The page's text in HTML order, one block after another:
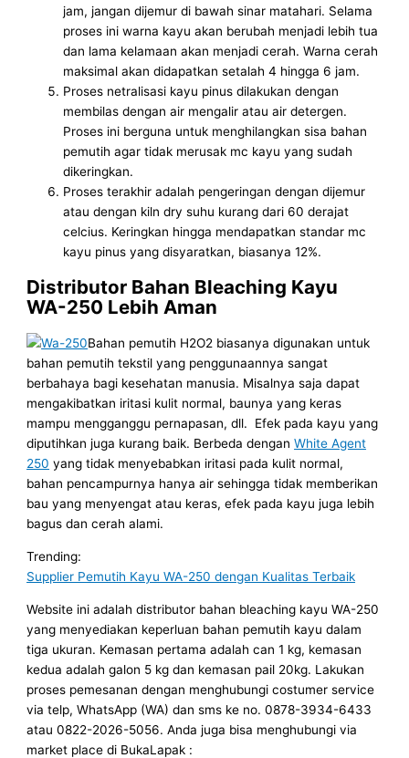
jam, jangan dijemur di bawah sinar matahari. Selama
proses ini warna kayu akan berubah menjadi lebih tua
dan lama kelamaan akan menjadi cerah. Warna cerah
maksimal akan didapatkan setalah 4 hingga 6 jam.
Proses netralisasi kayu pinus dilakukan dengan
membilas dengan air mengalir atau air detergen.
Proses ini berguna untuk menghilangkan sisa bahan
pemutih agar tidak merusak mc kayu yang sudah
dikeringkan.
Proses terakhir adalah pengeringan dengan dijemur
atau dengan kiln dry suhu kurang dari 60 derajat
celcius. Keringkan hingga mendapatkan standar mc
kayu pinus yang disyaratkan, biasanya 12%.
Distributor Bahan Bleaching Kayu
WA-250 Lebih Aman
Bahan pemutih H2O2 biasanya digunakan untuk
bahan pemutih tekstil yang penggunaannya sangat
berbahaya bagi kesehatan manusia. Misalnya saja dapat
mengakibatkan iritasi kulit normal, baunya yang keras
mampu mengganggu pernapasan, dll. Efek pada kayu yang
diputihkan juga kurang baik. Berbeda denganWhite Agent
250 yang tidak menyebabkan iritasi pada kulit normal,
bahan pencampurnya hanya air sehingga tidak memberikan
bau yang menyengat atau keras, efek pada kayu juga lebih
bagus dan cerah alami.
Trending:
Supplier Pemutih Kayu WA-250 dengan Kualitas Terbaik
Website ini adalah distributor bahan bleaching kayu WA-250
yang menyediakan keperluan bahan pemutih kayu dalam
tiga ukuran. Kemasan pertama adalah can 1 kg, kemasan
kedua adalah galon 5 kg dan kemasan pail 20kg. Lakukan
proses pemesanan dengan menghubungi costumer service
via telp, WhatsApp (WA) dan sms ke no. 0878-3934-6433
atau 0822-2026-5056. Anda juga bisa menghubungi via
market place di BukaLapak :